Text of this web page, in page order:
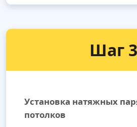
Шаг 3
Установка натяжных
потолков